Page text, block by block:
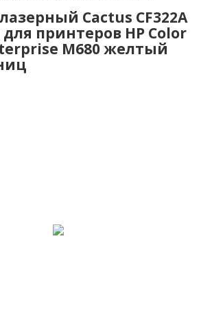
Cactus CF322A
для принтеров HP Color
M680 желтый